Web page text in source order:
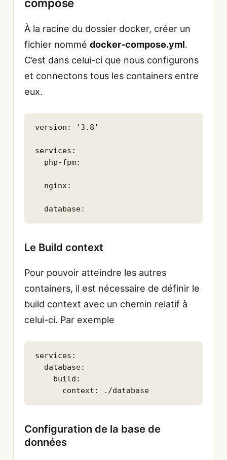
À la racine du dossier docker, créer un
fichier nommé docker-compose.yml.
C’est dans celui-ci que nous configurons
et connectons tous les containers entre
eux.
version: '3.8'
services:
  php-fpm:
  nginx:
  database:
Le Build context
Pour pouvoir atteindre les autres
containers, il est nécessaire de définir le
build context avec un chemin relatif à
celui-ci. Par exemple
services:
  database:
    build:
Configuration de la base de
données